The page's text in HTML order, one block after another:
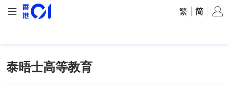
繁 简
泰晤士高等教育